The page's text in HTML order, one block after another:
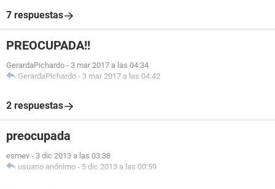
7 respuestas
PREOCUPADA!!
GerardaPichardo - 3 mar 2017 a las 04:34
GerardaPichardo - 3 mar 2017 a las 04:42
2 respuestas
preocupada
esmev - 3 dic 2013 a las 03:38
usuario anónimo - 5 dic 2013 a las 00:59